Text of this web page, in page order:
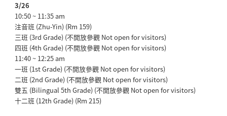
3/26
10:50 ~ 11:35 am
注音班 (Zhu-Yin) (Rm 159)
三班 (3rd Grade) (不開放參觀 Not open for visitors)
四班 (4th Grade) (不開放參觀 Not open for visitors)
11:40 ~ 12:25 am
一班 (1st Grade) (不開放參觀 Not open for visitors)
二班 (2nd Grade) (不開放參觀 Not open for visitors)
雙五 (Bilingual 5th Grade) (不開放參觀 Not open for visitors)
十二班 (12th Grade) (Rm 215)